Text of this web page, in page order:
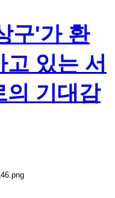
구'가 환
고 있는 서
의 기대감